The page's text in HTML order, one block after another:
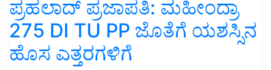
ಪ್ರಹಲಾದ್ ಪ್ರಜಾಪತಿ: ಮಹೀಂದ್ರಾ
275 DI TU PP ಜೊತೆಗೆ ಯಶಸ್ಸಿನ
ಹೊಸ ಎತ್ತರಗಳಿಗೆ